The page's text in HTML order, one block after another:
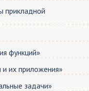
прикладной
функций»
и их приложения»
задачи»